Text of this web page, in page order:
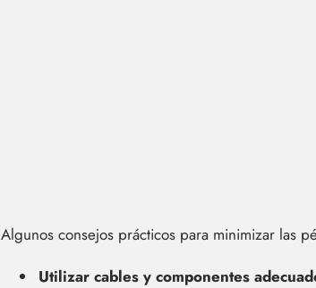
Algunos consejos prácticos para minimizar las
Utilizar cables y componentes